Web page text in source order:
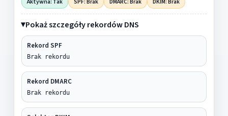
Pokaż szczegóły rekordów DNS
Rekord SPF
Brak rekordu
Rekord DMARC
Brak rekordu